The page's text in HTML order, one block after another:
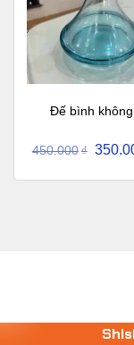
Đế bình
450.000 ₫